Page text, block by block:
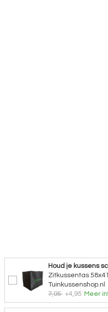
Houd je kussens
Zitkussentas
Tuinkussenshop.nl
7,95 +4,95 Meer